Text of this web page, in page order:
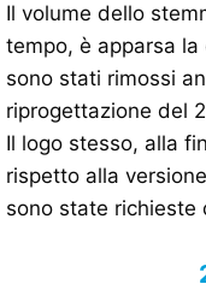
Il volume dello
tempo, è apparsa
sono stati rimossi
riprogettazione del
Il logo stesso, alla
rispetto alla
sono state richieste